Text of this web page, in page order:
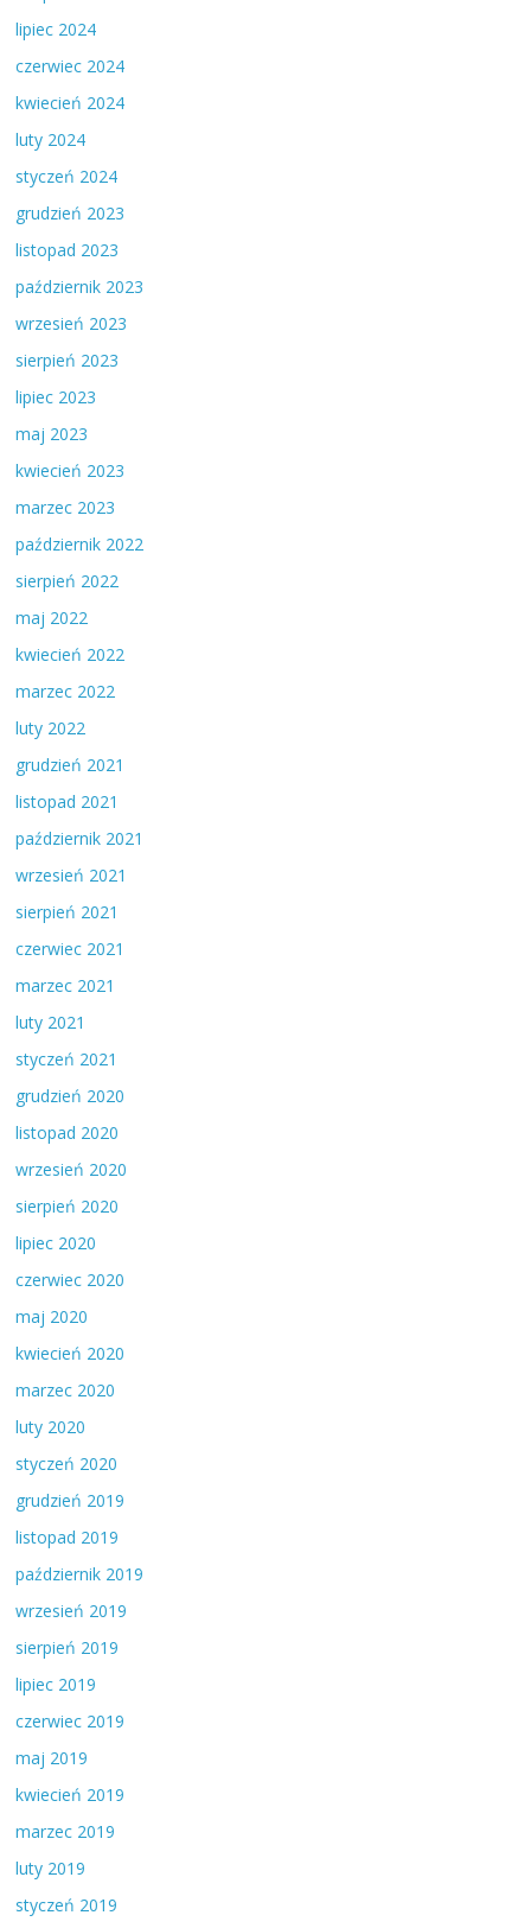
lipiec 2024
czerwiec 2024
kwiecień 2024
luty 2024
styczeń 2024
grudzień 2023
listopad 2023
październik 2023
wrzesień 2023
sierpień 2023
lipiec 2023
maj 2023
kwiecień 2023
marzec 2023
październik 2022
sierpień 2022
maj 2022
kwiecień 2022
marzec 2022
luty 2022
grudzień 2021
listopad 2021
październik 2021
wrzesień 2021
sierpień 2021
czerwiec 2021
marzec 2021
luty 2021
styczeń 2021
grudzień 2020
listopad 2020
wrzesień 2020
sierpień 2020
lipiec 2020
czerwiec 2020
maj 2020
kwiecień 2020
marzec 2020
luty 2020
styczeń 2020
grudzień 2019
listopad 2019
październik 2019
wrzesień 2019
sierpień 2019
lipiec 2019
czerwiec 2019
maj 2019
kwiecień 2019
marzec 2019
luty 2019
styczeń 2019